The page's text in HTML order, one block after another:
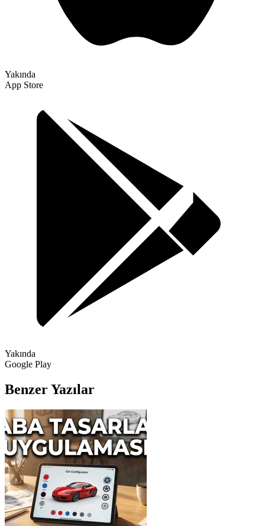
Yakında
App Store
Yakında
Google Play
Benzer Yazılar